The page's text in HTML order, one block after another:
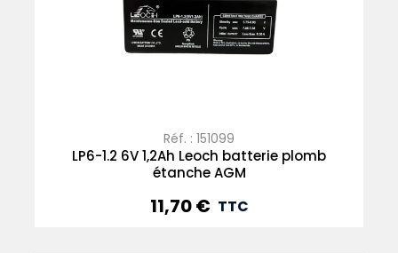
Réf. : 151099
LP6-1.2 6V 1,2Ah Leoch batterie plomb
étanche AGM
Prix
11,70 € TTC